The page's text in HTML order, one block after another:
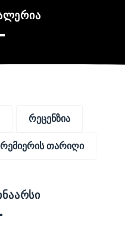
რეცენზია
თარიღი